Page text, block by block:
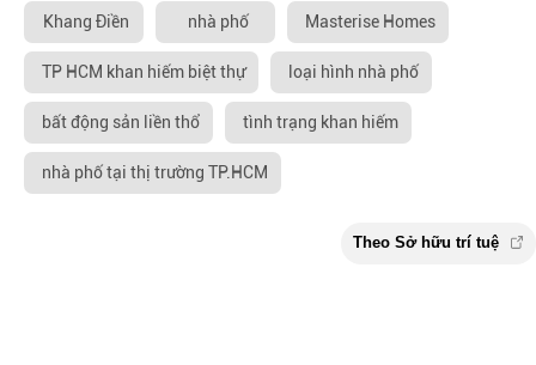
Khang Điền nhà phố Masterise Homes
TP HCM khan hiếm biệt thự loại hình nhà phố
bất động sản liền thổ tình trạng khan hiếm
nhà phố tại thị trường TP.HCM